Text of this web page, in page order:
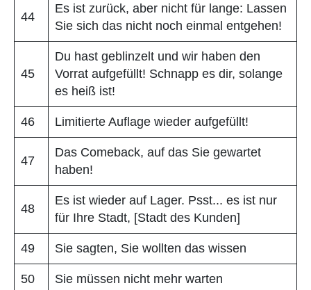
44
Es ist zurück, aber nicht für lange: Lassen
Sie sich das nicht noch einmal entgehen!
45
Du hast geblinzelt und wir haben den
Vorrat aufgefüllt! Schnapp es dir, solange
es heiß ist!
46 Limitierte Auflage wieder aufgefüllt!
47
Das Comeback, auf das Sie gewartet
haben!
48
Es ist wieder auf Lager. Psst... es ist nur
für Ihre Stadt, [Stadt des Kunden]
49 Sie sagten, Sie wollten das wissen
50 Sie müssen nicht mehr warten